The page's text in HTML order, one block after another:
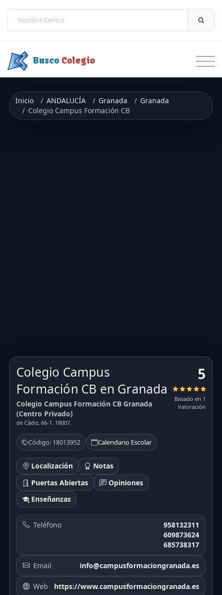
Busco Colegio
Inicio ANDALUCÍA Granada
Granada
Colegio Campus Formación CB
Colegio Campus
Formación CB en Granada
Colegio Campus Formación CB Granada
(Centro Privado)
de Cádiz, 66-1. 18007.
Código: 18013952 Calendario Escolar
Localización
Notas
Puertas Abiertas
Opiniones
Enseñanzas
5
Basado en 1
Valoración
Teléfono
958132311
609873624
685738317
Email info@campusformaciongranada.es
Web https://www.campusformaciongranada.es